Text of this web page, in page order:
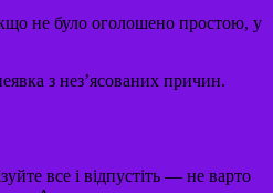
не було оголошено простою, у
з нез’ясованих причин.
все і відпустіть — не варто